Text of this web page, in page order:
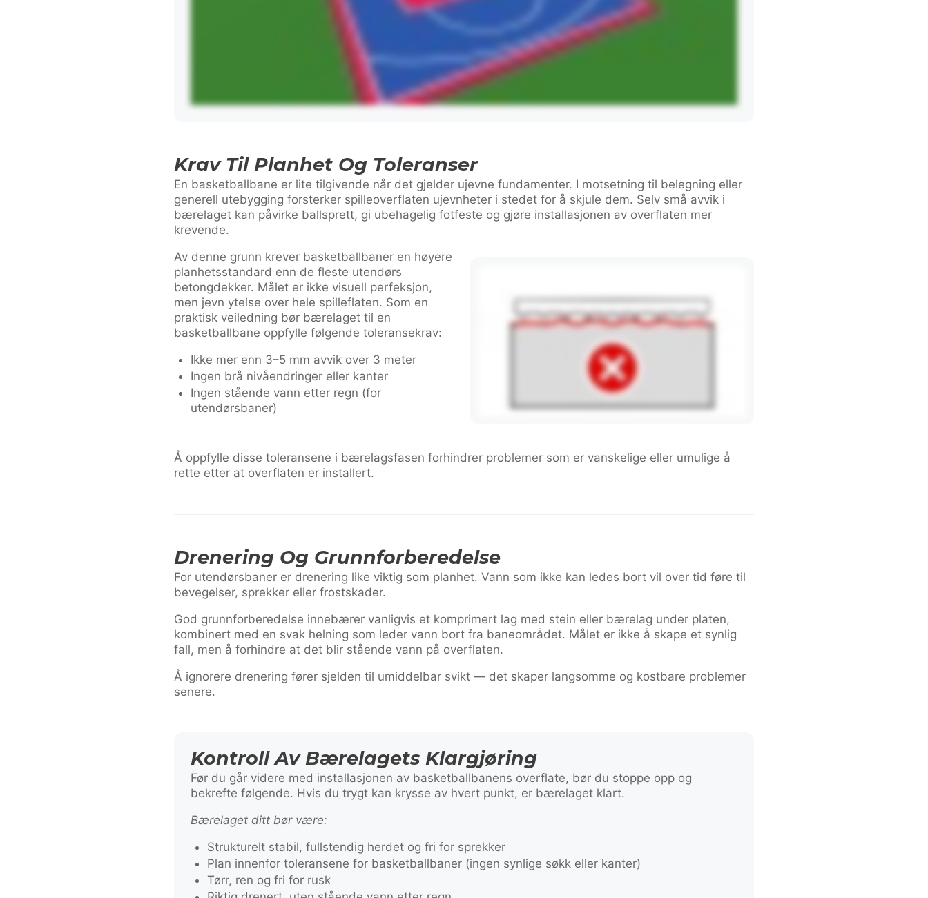
Krav Til Planhet Og Toleranser
En basketballbane er lite tilgivende når det gjelder ujevne fundamenter. I motsetning til belegning eller
generell utebygging forsterker spilleoverflaten ujevnheter i stedet for å skjule dem. Selv små avvik i
bærelaget kan påvirke ballsprett, gi ubehagelig fotfeste og gjøre installasjonen av overflaten mer
krevende.
Av denne grunn krever basketballbaner en høyere
planhetsstandard enn de fleste utendørs
betongdekker. Målet er ikke visuell perfeksjon,
men jevn ytelse over hele spilleflaten. Som en
praktisk veiledning bør bærelaget til en
basketballbane oppfylle følgende toleransekrav:
Ikke mer enn 3–5 mm avvik over 3 meter
Ingen brå nivåendringer eller kanter
Ingen stående vann etter regn (for
utendørsbaner)
Å oppfylle disse toleransene i bærelagsfasen forhindrer problemer som er vanskelige eller umulige å
rette etter at overflaten er installert.
Drenering Og Grunnforberedelse
For utendørsbaner er drenering like viktig som planhet. Vann som ikke kan ledes bort vil over tid føre til
bevegelser, sprekker eller frostskader.
God grunnforberedelse innebærer vanligvis et komprimert lag med stein eller bærelag under platen,
kombinert med en svak helning som leder vann bort fra baneområdet. Målet er ikke å skape et synlig
fall, men å forhindre at det blir stående vann på overflaten.
Å ignorere drenering fører sjelden til umiddelbar svikt — det skaper langsomme og kostbare problemer
senere.
Kontroll Av Bærelagets Klargjøring
Før du går videre med installasjonen av basketballbanens overflate, bør du stoppe opp og
bekrefte følgende. Hvis du trygt kan krysse av hvert punkt, er bærelaget klart.
Bærelaget ditt bør være:
Strukturelt stabil, fullstendig herdet og fri for sprekker
Plan innenfor toleransene for basketballbaner (ingen synlige søkk eller kanter)
Tørr, ren og fri for rusk